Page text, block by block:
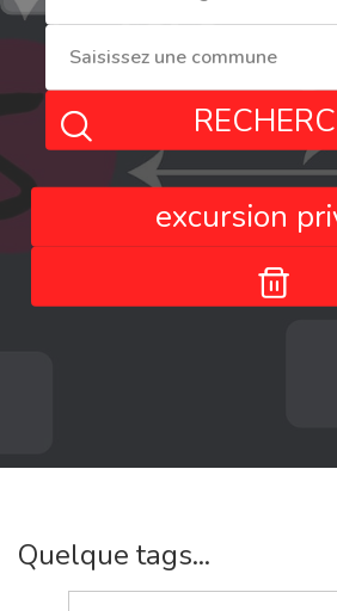
excursion
Quelque tags...